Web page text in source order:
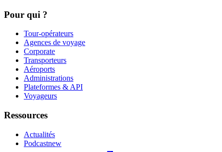
Pour qui ?
Tour-opérateurs
Agences de voyage
Corporate
Transporteurs
Aéroports
Administrations
Plateformes & API
Voyageurs
Ressources
Actualités
Podcastnew